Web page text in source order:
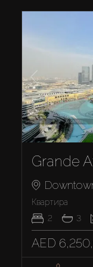
Grande
Квартира
2
3
AED